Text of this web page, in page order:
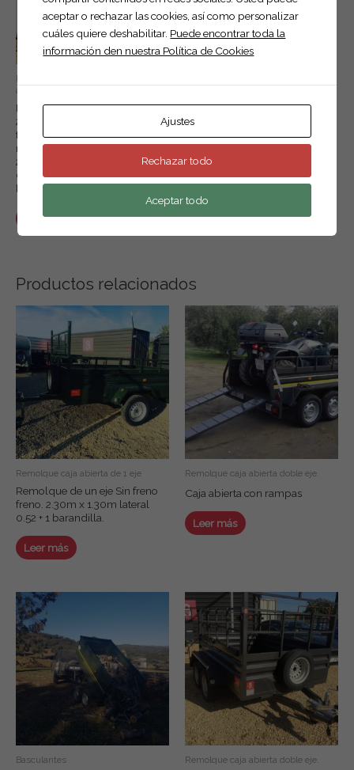
Remolque caja
abierta doble eje.
Remolque de
2 ejes sin
freno,
medidas
2.30m x 1.30 x
0.52m + 1
barandilla.
Leer más
todo tipo
Remolque 2
Ejes sin freno
lateral 52, 2m
x 1.30m x 0.52
+ …
Productos relacionados
Remolque caja abierta de 1 eje
Remolque de un eje Sin freno
freno. 2.30m x 1.30m lateral
0.52 + 1 barandilla.
Leer más
Remolque caja abierta doble eje.
Caja abierta con rampas
Leer más
Basculantes Remolque caja abierta doble eje.
aceptar o rechazar las cookies, así como personalizar
cuáles quiere deshabilitar. Puede encontrar toda la
información den nuestra Política de Cookies
Ajustes
Rechazar todo
Aceptar todo